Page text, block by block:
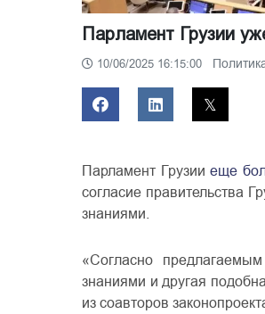
Парламент Грузии
10/06/2025 16:15:00
Парламент Грузииеще
согласие правительства
знаниями.
«Согласно
знаниями и другая
из соавторов